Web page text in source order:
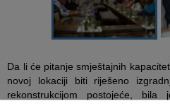
Da li će pitanje smještajnih
novoj lokaciji biti riješeno
rekonstrukcijom postojeće,